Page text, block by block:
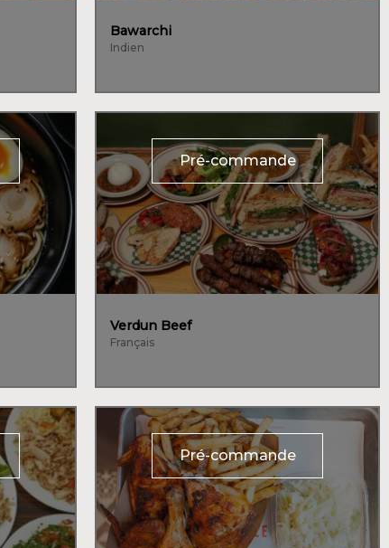
Bawarchi
Indien
Pré-commande
Verdun Beef
Français
Pré-commande